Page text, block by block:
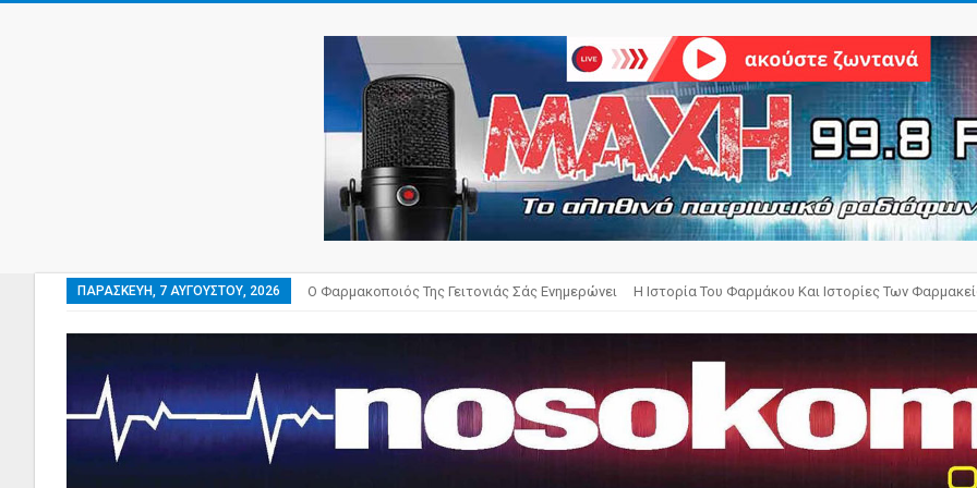
ΠΑΡΑΣΚΕΥΉ, 7 ΑΥΓΟΎΣΤΟΥ, 2026 Ο Φαρμακοποιός Της Γειτονιάς Σάς Ενημερώνει Η Ιστορία Του Φαρμάκου Και Ιστορίες Των